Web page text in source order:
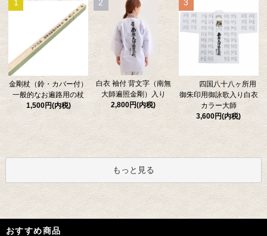
1
金剛杖（鈴・カバー付）
一般的なお遍路用の杖
1,500円(内税)
2
白衣 袖付 背文字（南無
大師遍照金剛）入り
2,800円(内税)
3
四国八十八ヶ所用
御朱印用御詠歌入り白衣
カラー大師
3,600円(内税)
もっと見る
おすすめ商品